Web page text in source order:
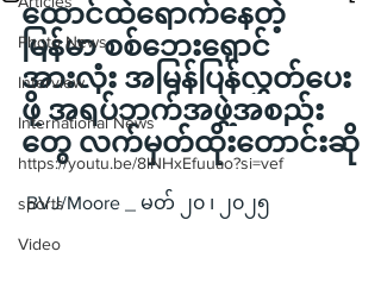
Photo News
Interview
International News
https://youtu.be/8lNHxEfuuao?si=vef
sports
Video
ထောင်ထဲရောက်နေတဲ့
မြန်မာ စစ်ဘေးရှောင်
အားလုံး အမြန်ပြန်လွှတ်ပေး
ဖို့ အရပ်ဘက်အဖွဲ့အစည်း
တွေ လက်မှတ်ထိုးတောင်းဆို
BVJ/Moore _ မတ် ၂၀ ၊ ၂၀၂၅